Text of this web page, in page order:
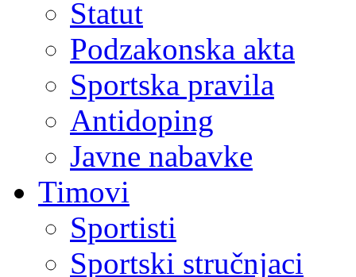
Statut
Podzakonska akta
Sportska pravila
Antidoping
Javne nabavke
Timovi
Sportisti
Sportski stručnjaci